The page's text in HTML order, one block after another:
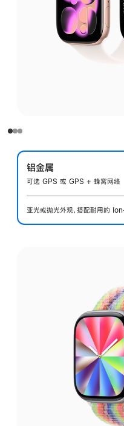
铝金属
可选 GPS 或 GPS + 蜂窝网络
亚光或抛光外观，搭配耐用的